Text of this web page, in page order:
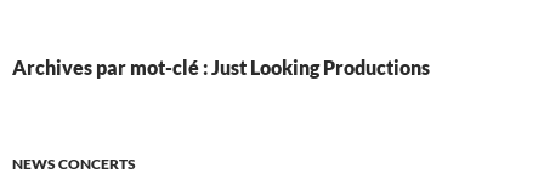
Archives par mot-clé : Just Looking Productions
NEWS CONCERTS